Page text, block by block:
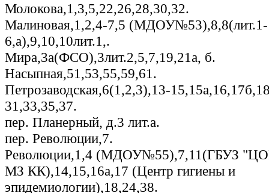
Молокова,1,3,5,22,26,28,30,32.
Малиновая,1,2,4-7,5 (МДОУ№53),8,8(лит.1-
6,а),9,10,10лит.1,.
Мира,3а(ФСО),3лит.2,5,7,19,21а, б.
Насыпная,51,53,55,59,61.
Петрозаводская,6(1,2,3),13-
31,33,35,37.
пер. Планерный, д.3 лит.а.
пер. Революции,7.
Революции,1,4 (МДОУ№55),7,11(ГБУЗ
МЗ КК),14,15,16а,17 (Центр гигиены и
эпидемиологии),18,24,38.